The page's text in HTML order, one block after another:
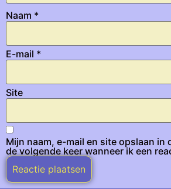
Naam *
E-mail *
Site
Mijn naam, e-mail en site opslaan in
de volgende keer wanneer ik een